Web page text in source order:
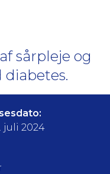
sårpleje og
juli 2024